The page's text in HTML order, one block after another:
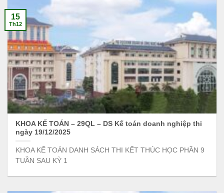
KHOA KẾ TOÁN – 29QL – DS Kế toán doanh nghiệp thi
ngày 19/12/2025
KHOA KẾ TOÁN DANH SÁCH THI KẾT THÚC HỌC PHẦN 9
TUẦN SAU KỲ 1
15
Th12